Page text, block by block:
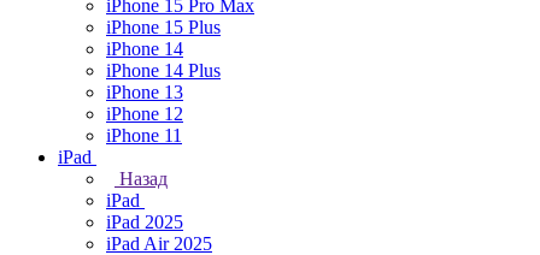
iPhone 15 Pro Max
iPhone 15 Plus
iPhone 14
iPhone 14 Plus
iPhone 13
iPhone 12
iPhone 11
iPad
Назад
iPad
iPad 2025
iPad Air 2025